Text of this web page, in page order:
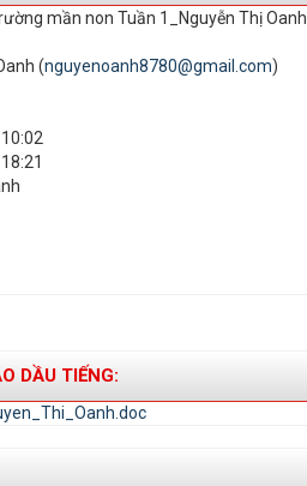
mần non Tuần 1_Nguyễn Thị Oanh
(nguyenoanh8780@gmail.com)
DẦU TIẾNG: